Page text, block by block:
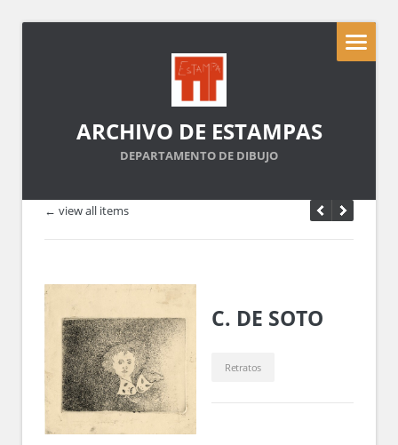
ARCHIVO DE ESTAMPAS
DEPARTAMENTO DE DIBUJO
← view all items
C. DE SOTO
Retratos